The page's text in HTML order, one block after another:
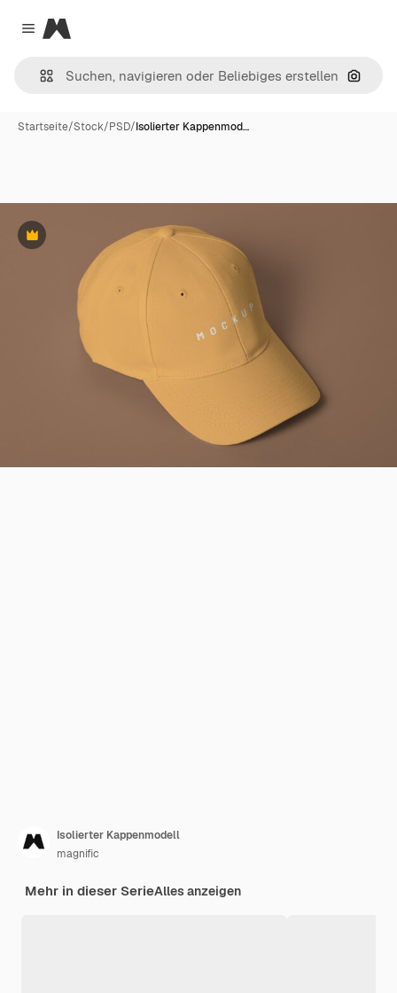
Close menu
Magnific
Nach
Startseite/Stock/PSD/Isolierter Kappenmod…
Premium
Isolierter Kappenmodell
magnific
Mehr in dieser SerieAlles anzeigen